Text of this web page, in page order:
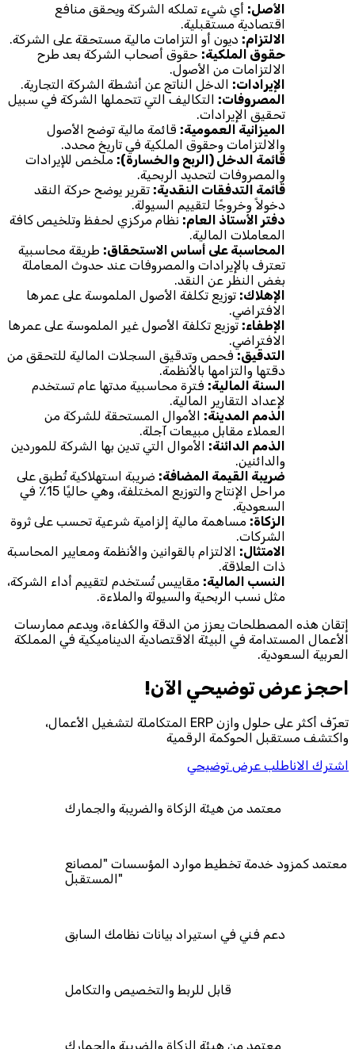
الأصل: أي شيء تملكه الشركة ويحقق منافع
اقتصادية مستقبلية.
الالتزام: ديون أو التزامات مالية مستحقة على الشركة.
حقوق الملكية: حقوق أصحاب الشركة بعد طرح
الالتزامات من الأصول.
الإيرادات: الدخل الناتج عن أنشطة الشركة التجارية.
المصروفات: التكاليف التي تتحملها الشركة في سبيل
تحقيق الإيرادات.
الميزانية العمومية: قائمة مالية توضح الأصول
والالتزامات وحقوق الملكية في تاريخ محدد.
قائمة الدخل (الربح والخسارة): ملخص للإيرادات
والمصروفات لتحديد الربحية.
قائمة التدفقات النقدية: تقرير يوضح حركة النقد
دخولاً وخروجًا لتقييم السيولة.
دفتر الأستاذ العام: نظام مركزي لحفظ وتلخيص كافة
المعاملات المالية.
المحاسبة على أساس الاستحقاق: طريقة محاسبية
تعترف بالإيرادات والمصروفات عند حدوث المعاملة
بغض النظر عن النقد.
الإهلاك: توزيع تكلفة الأصول الملموسة على عمرها
الافتراضي.
الإطفاء: توزيع تكلفة الأصول غير الملموسة على عمرها
الافتراضي.
التدقيق: فحص وتدقيق السجلات المالية للتحقق من
دقتها والتزامها بالأنظمة.
السنة المالية: فترة محاسبية مدتها عام تستخدم
لإعداد التقارير المالية.
الذمم المدينة: الأموال المستحقة للشركة من
العملاء مقابل مبيعات آجلة.
الذمم الدائنة: الأموال التي تدين بها الشركة للموردين
والدائنين.
ضريبة القيمة المضافة: ضريبة استهلاكية تُطبق على
مراحل الإنتاج والتوزيع المختلفة، وهي حاليًا 15٪ في
السعودية.
الزكاة: مساهمة مالية إلزامية شرعية تحسب على ثروة
الشركات.
الامتثال: الالتزام بالقوانين والأنظمة ومعايير المحاسبة
ذات العلاقة.
النسب المالية: مقاييس تُستخدم لتقييم أداء الشركة،
مثل نسب الربحية والسيولة والملاءة.
إتقان هذه المصطلحات يعزز من الدقة والكفاءة، ويدعم ممارسات
الأعمال المستدامة في البيئة الاقتصادية الديناميكية في المملكة
العربية السعودية.
احجز‎ عرض توضيحي الآن!
تعرّف أكثر على حلول وازن ERP المتكاملة لتشغيل الأعمال،
واكتشف مستقبل الحوكمة الرقمية
اشترك الاناطلب عرض توضيحي
معتمد من هيئة الزكاة والضريبة والجمارك
معتمد كمزود خدمة تخطيط موارد المؤسسات "لمصانع
المستقبل"
دعم فني في استيراد بيانات نظامك السابق
قابل للربط والتخصيص والتكامل
معتمد من هيئة الزكاة والضريبة والجمارك